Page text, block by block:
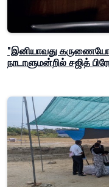
"இனியாவது
நாடாளுமன்றில் சஜித்